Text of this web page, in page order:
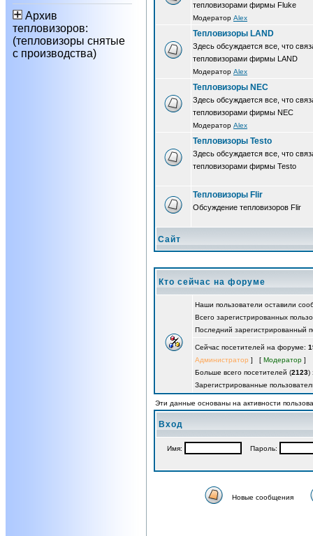
Архив
тепловизоров:
(тепловизоры снятые
с производства)
тепловизорами фирмы Fluke
Модератор Alex
Тепловизоры LAND
Здесь обсуждается все, что
тепловизорами фирмы LAND
Модератор Alex
Тепловизоры NEC
Здесь обсуждается все, что
тепловизорами фирмы NEC
Модератор Alex
Тепловизоры Testo
Здесь обсуждается все, что
тепловизорами фирмы Testo
Тепловизоры Flir
Обсуждение тепловизоров Flir
Сайт
Кто сейчас на форуме
Наши пользователи оставили
Всего зарегистрированных
Последний зарегистрированный
Сейчас посетителей на форуме:
Администратор ] [ Модератор ]
Больше всего посетителей (2123)
Зарегистрированные
Эти данные основаны на активности
Вход
Имя: Пароль:
Новые сообщения